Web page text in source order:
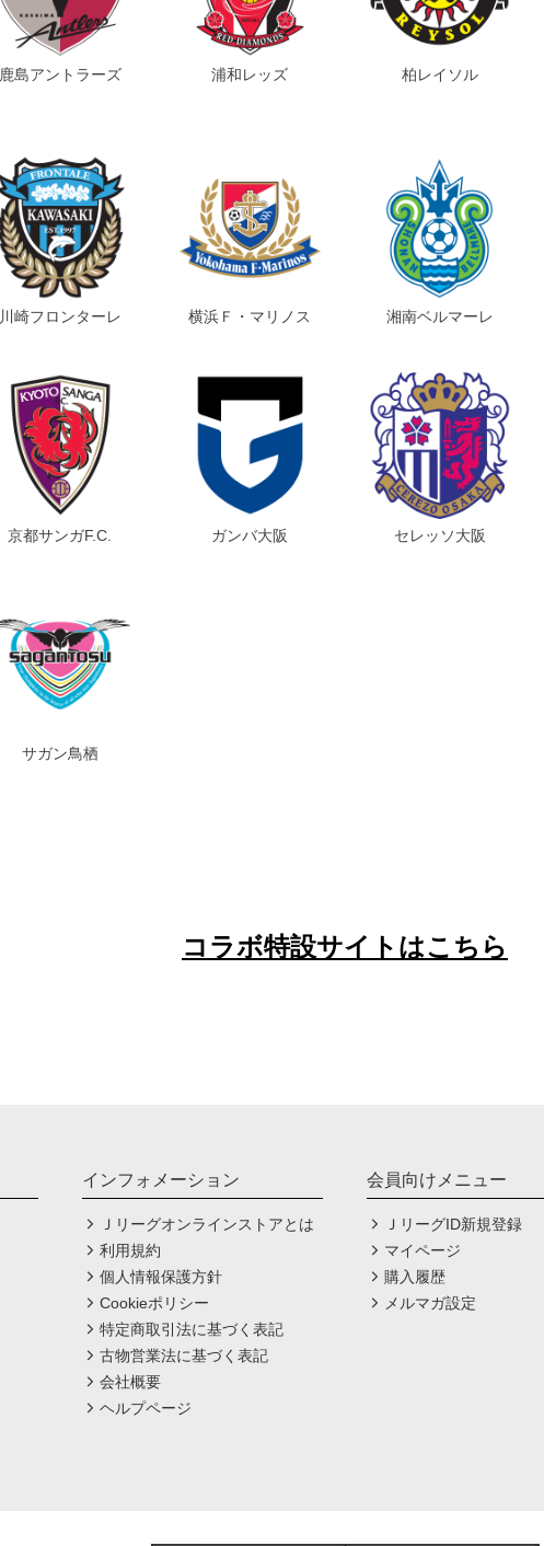
鹿島アントラーズ 浦和レッズ 柏レイソル
川崎フロンターレ 横浜Ｆ・マリノス 湘南ベルマーレ
京都サンガF.C. ガンバ大阪 セレッソ大阪
サガン鳥栖
コラボ特設サイトはこちら
インフォメーション
Ｊリーグオンラインストアとは
利用規約
個人情報保護方針
Cookieポリシー
特定商取引法に基づく表記
古物営業法に基づく表記
会社概要
ヘルプページ
会員向けメニュー
ＪリーグID新規登録
マイページ
購入履歴
メルマガ設定